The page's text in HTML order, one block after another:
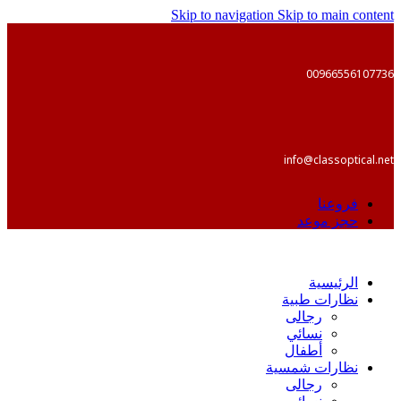
Skip to navigation Skip to main content
00966556107736
info@classoptical.net
فروعنا
حجز موعد
الرئيسية
نظارات طبية
رجالى
نسائي
أطفال
نظارات شمسية
رجالى